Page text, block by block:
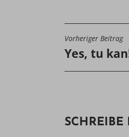
Vorheriger Beitrag
Yes, tu